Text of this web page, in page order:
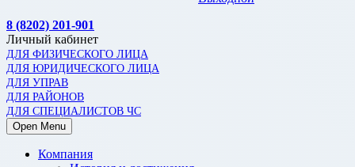
8 (8202) 201-901
Личный кабинет
ДЛЯ ФИЗИЧЕСКОГО ЛИЦА
ДЛЯ ЮРИДИЧЕСКОГО ЛИЦА
ДЛЯ УПРАВ
ДЛЯ РАЙОНОВ
ДЛЯ СПЕЦИАЛИСТОВ ЧС
Open Menu
Компания